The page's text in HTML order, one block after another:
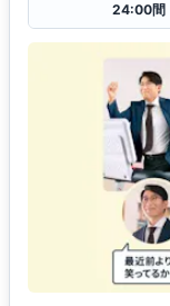
24:00間